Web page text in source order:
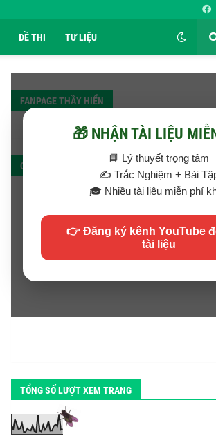
ĐỀ THI TƯ LIỆU
🎁 NHẬN TÀI LIỆU
📘 Lý thuyết trọng tâm
✍️ Trắc Nghiệm + Bài
🎓 Nhiều tài liệu miễn phí
👉 Đăng ký kênh YouTube
tài liệu
FANPAGE THẦY HIỂN
QC
TỔNG SỐ LƯỢT XEM TRANG